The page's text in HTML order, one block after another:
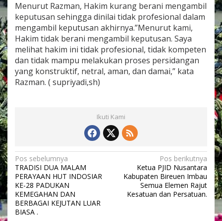
e
n
g
a
m
b
i
l
k
u
s
a
n
Menurut Razman, Hakim kurang berani mengambil
keputusan sehingga dinilai tidak profesional dalam
mengambil keputusan akhirnya.”Menurut kami,
Hakim tidak berani mengambil keputusan. Saya
melihat hakim ini tidak profesional, tidak kompeten
dan tidak mampu melakukan proses persidangan
yang konstruktif, netral, aman, dan damai,” kata
Razman. ( supriyadi,sh)
Ikuti Kami
N
a
v
i
g
Pos sebelumnya
TRADISI DUA MALAM
PERAYAAN HUT INDOSIAR
KE-28 PADUKAN
KEMEGAHAN DAN
BERBAGAI KEJUTAN LUAR
BIASA .
Pos berikutnya
Ketua PJID Nusantara
Kabupaten Bireuen Imbau
Semua Elemen Rajut
Kesatuan dan Persatuan.